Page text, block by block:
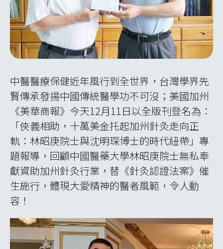
中醫醫療保健近年風行到全世界，台灣學界先
賢傳承發揚中國傳統醫學功不可沒；美國加州
《美華商報》今天12月11日以全版刊登名為：
「俠義相助，十萬美金托起加州針灸走向正
軌：林昭庚院士與沈明琛博士的時代紐帶」專
題報導，回顧中國醫藥大學林昭庚院士無私奉
獻資助加州針灸行業，替《針灸認證法案》催
生施行，體現大愛精神的醫者風範，令人動
容！